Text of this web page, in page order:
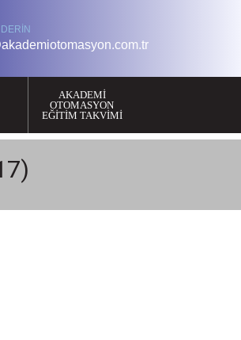
AKADEMI
OTOMASYON
EĞITIM TAKVIMI